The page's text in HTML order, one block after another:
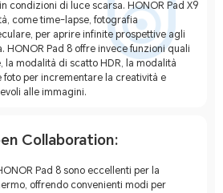
condizioni di luce scarsa. HONOR Pad X9
come time-lapse, fotografia
per aprire infinite prospettive agli
HONOR Pad 8 offre invece funzioni quali
la modalità di scatto HDR, la modalità
foto per incrementare la creatività e
alle immagini.
Collaboration:
Pad 8 sono eccellenti per la
offrendo convenienti modi per